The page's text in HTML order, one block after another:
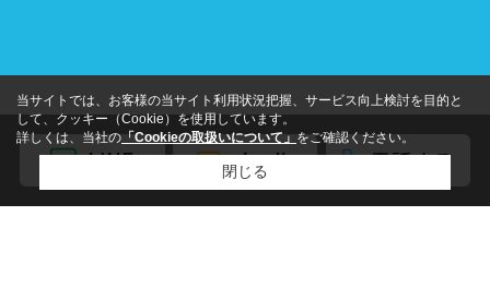
当サイトでは、お客様の当サイト利用状況把握、サービス向上検討を目的と
して、クッキー（Cookie）を使用しています。
詳しくは、当社の 「Cookieの取扱いについて」 をご確認ください。
閉じる